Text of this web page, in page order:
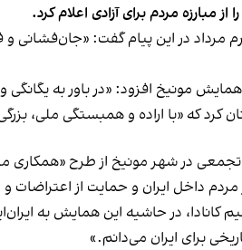
مبارزه مردم برای آزادی اعلام کرد.
مرداد در این پیام گفت: «جان‌فشانی
مونیخ افزود: «در باور به
کرد که «با اراده و همبستگی ملی،
تجمعی در شهر مونیخ از طرح
داخل ایران و حمایت از اعتراضات
کانادا، در حاشیه این همایش به
برای ایران می‌دانم.»